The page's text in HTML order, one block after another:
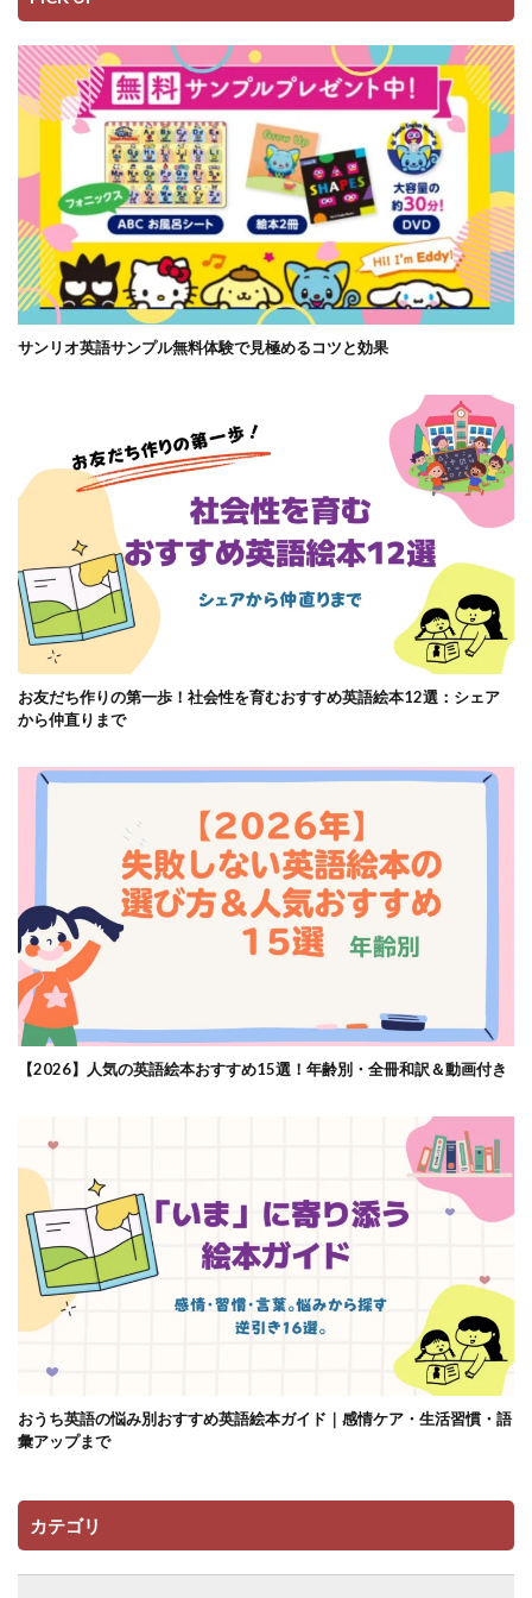
サンリオ英語サンプル無料体験で見極めるコツと効果
お友だち作りの第一歩！社会性を育むおすすめ英語絵本12選：シェア
から仲直りまで
【2026】人気の英語絵本おすすめ15選！年齢別・全冊和訳＆動画付き
おうち英語の悩み別おすすめ英語絵本ガイド｜感情ケア・生活習慣・語
彙アップまで
カテゴリ